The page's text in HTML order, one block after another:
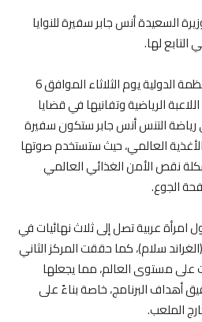
السعيدة أنس جابر سفيرة للنوايا
التابع لها.
وفي بيان نُشر على موقع المنظمة الدولية يوم الثلاثاء الموافق 6
اللاعبة الرياضية وتفانيها في قضايا
رياضة التنس أنس جابر ستكون سفيرة
الأغذية العالمي، حيث ستستخدم صوتها
نقص الأمن الغذائي العالمي
الجوع.
امرأة عربية تصل إلى ثلاث نهائيات في
سلام)، كما حققت المركز الثاني
على مستوى العالم، مما يجعلها
أهداف البرنامج، خاصة بناءً على
الملعب.